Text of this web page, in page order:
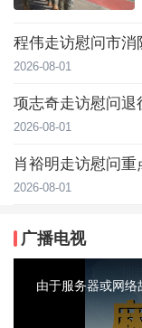
程伟走访慰问市消
2026-08-01
项志奇走访慰问退
2026-08-01
肖裕明走访慰问重
2026-08-01
广播电视
modal由于服务器或网络